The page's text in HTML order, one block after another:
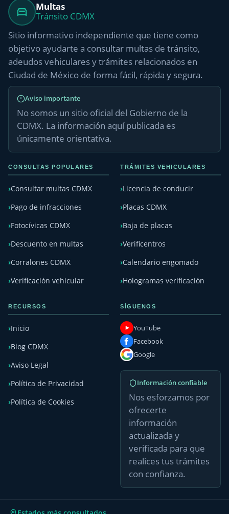
Multas
Tránsito CDMX
Sitio informativo independiente que tiene como
objetivo ayudarte a consultar multas de tránsito,
adeudos vehiculares y trámites relacionados en
Ciudad de México de forma fácil, rápida y segura.
Aviso importante
No somos un sitio oficial del Gobierno de la
CDMX. La información aquí publicada es
únicamente orientativa.
CONSULTAS POPULARES
Consultar multas CDMX
Pago de infracciones
Fotocívicas CDMX
Descuento en multas
Corralones CDMX
Verificación vehicular
TRÁMITES VEHICULARES
Licencia de conducir
Placas CDMX
Baja de placas
Verificentros
Calendario engomado
Hologramas verificación
RECURSOS
Inicio
Blog CDMX
Aviso Legal
Política de Privacidad
Política de Cookies
SÍGUENOS
YouTube
Facebook
Google
Información confiable
Nos esforzamos por
ofrecerte
información
actualizada y
verificada para que
realices tus trámites
con confianza.